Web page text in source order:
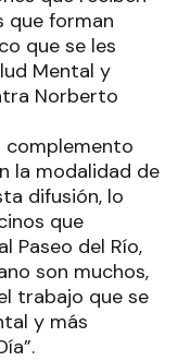
que forman
que se les
Mental y
Norberto
complemento
la modalidad de
difusión, lo
que
Paseo del Río,
son muchos,
trabajo que se
y más